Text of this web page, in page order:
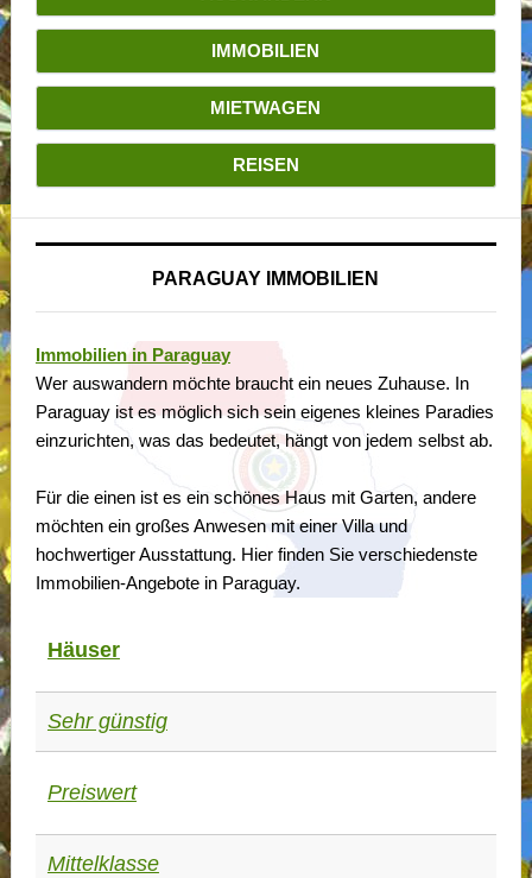
IMMOBILIEN
MIETWAGEN
REISEN
PARAGUAY IMMOBILIEN
Immobilien in Paraguay
Wer auswandern möchte braucht ein neues Zuhause. In
Paraguay ist es möglich sich sein eigenes kleines Paradies
einzurichten, was das bedeutet, hängt von jedem selbst ab.
Für die einen ist es ein schönes Haus mit Garten, andere
möchten ein großes Anwesen mit einer Villa und
hochwertiger Ausstattung. Hier finden Sie verschiedenste
Immobilien-Angebote in Paraguay.
Häuser
Sehr günstig
Preiswert
Mittelklasse